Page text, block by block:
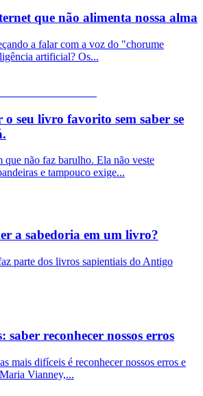
que não alimenta nossa alma
a falar com a voz do "chorume
artificial? Os...
o seu livro favorito sem saber se
que não faz barulho. Ela não veste
e tampouco exige...
a sabedoria em um livro?
parte dos livros sapientiais do Antigo
saber reconhecer nossos erros
mais difíceis é reconhecer nossos erros e
Vianney,...